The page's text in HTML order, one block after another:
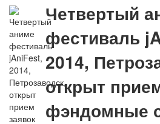
Четвертый
фестиваль
2014,
открыт
фэндомные